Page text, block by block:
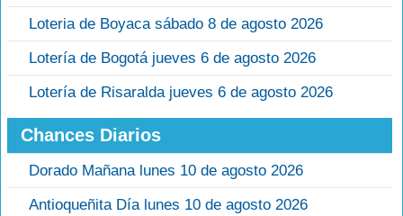
Loteria de Boyaca sábado 8 de agosto 2026
Lotería de Bogotá jueves 6 de agosto 2026
Lotería de Risaralda jueves 6 de agosto 2026
Chances Diarios
Dorado Mañana lunes 10 de agosto 2026
Antioqueñita Día lunes 10 de agosto 2026